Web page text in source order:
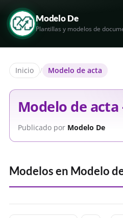
Modelo De
Plantillas y modelos de
Inicio / Modelo de acta
Modelo de acta
Publicado por Modelo De
Modelos en Modelo